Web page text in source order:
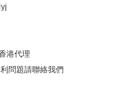
港代理
問題請聯絡我們